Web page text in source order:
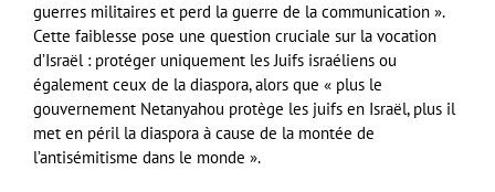
guerres militaires et perd la guerre de la communication ».
Cette faiblesse pose une question cruciale sur la vocation
d’Israël : protéger uniquement les Juifs israéliens ou
également ceux de la diaspora, alors que « plus le
gouvernement Netanyahou protège les juifs en Israël, plus il
met en péril la diaspora à cause de la montée de
l’antisémitisme dans le monde ».